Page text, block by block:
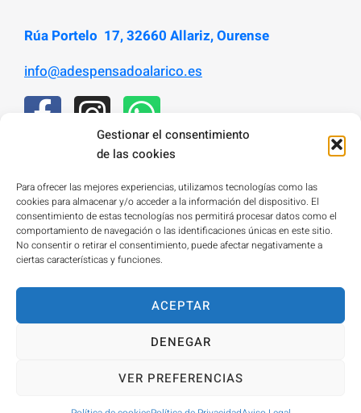
Gestionar el consentimiento
de las cookies
Para ofrecer las mejores experiencias, utilizamos tecnologías como las
cookies para almacenar y/o acceder a la información del dispositivo. El
consentimiento de estas tecnologías nos permitirá procesar datos como el
comportamiento de navegación o las identificaciones únicas en este sitio.
No consentir o retirar el consentimiento, puede afectar negativamente a
ciertas características y funciones.
ACEPTAR
DENEGAR
VER PREFERENCIAS
Rúa Portelo 17, 32660 Allariz, Ourense
info@adespensadoalarico.es